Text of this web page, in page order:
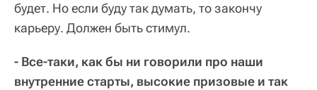
будет. Но если буду так думать, то закончу
карьеру. Должен быть стимул.
- Все-таки, как бы ни говорили про наши
внутренние старты, высокие призовые и так